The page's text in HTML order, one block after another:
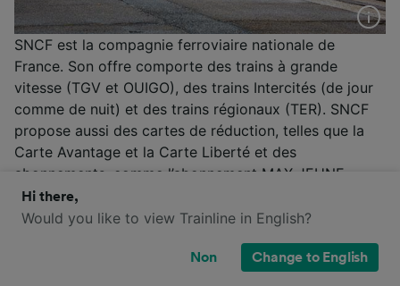
SNCF est la compagnie ferroviaire nationale de
France. Son offre comporte des trains à grande
vitesse (TGV et OUIGO), des trains Intercités (de jour
comme de nuit) et des trains régionaux (TER). SNCF
propose aussi des cartes de réduction, telles que la
Carte Avantage et la Carte Liberté et des
abonnements, comme l’abonnement MAX JEUNE.
Plus d'informations
Tarifs SNCF Cartes et abonnements
Ouverture des ventes SNCF été/
/
Hi there,
Would you like to view Trainline in English?
Non Change to English